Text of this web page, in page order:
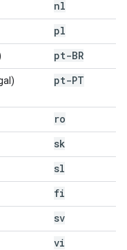
nl
pl
pt-BR
pt-PT
ro
sk
sl
fi
sv
vi